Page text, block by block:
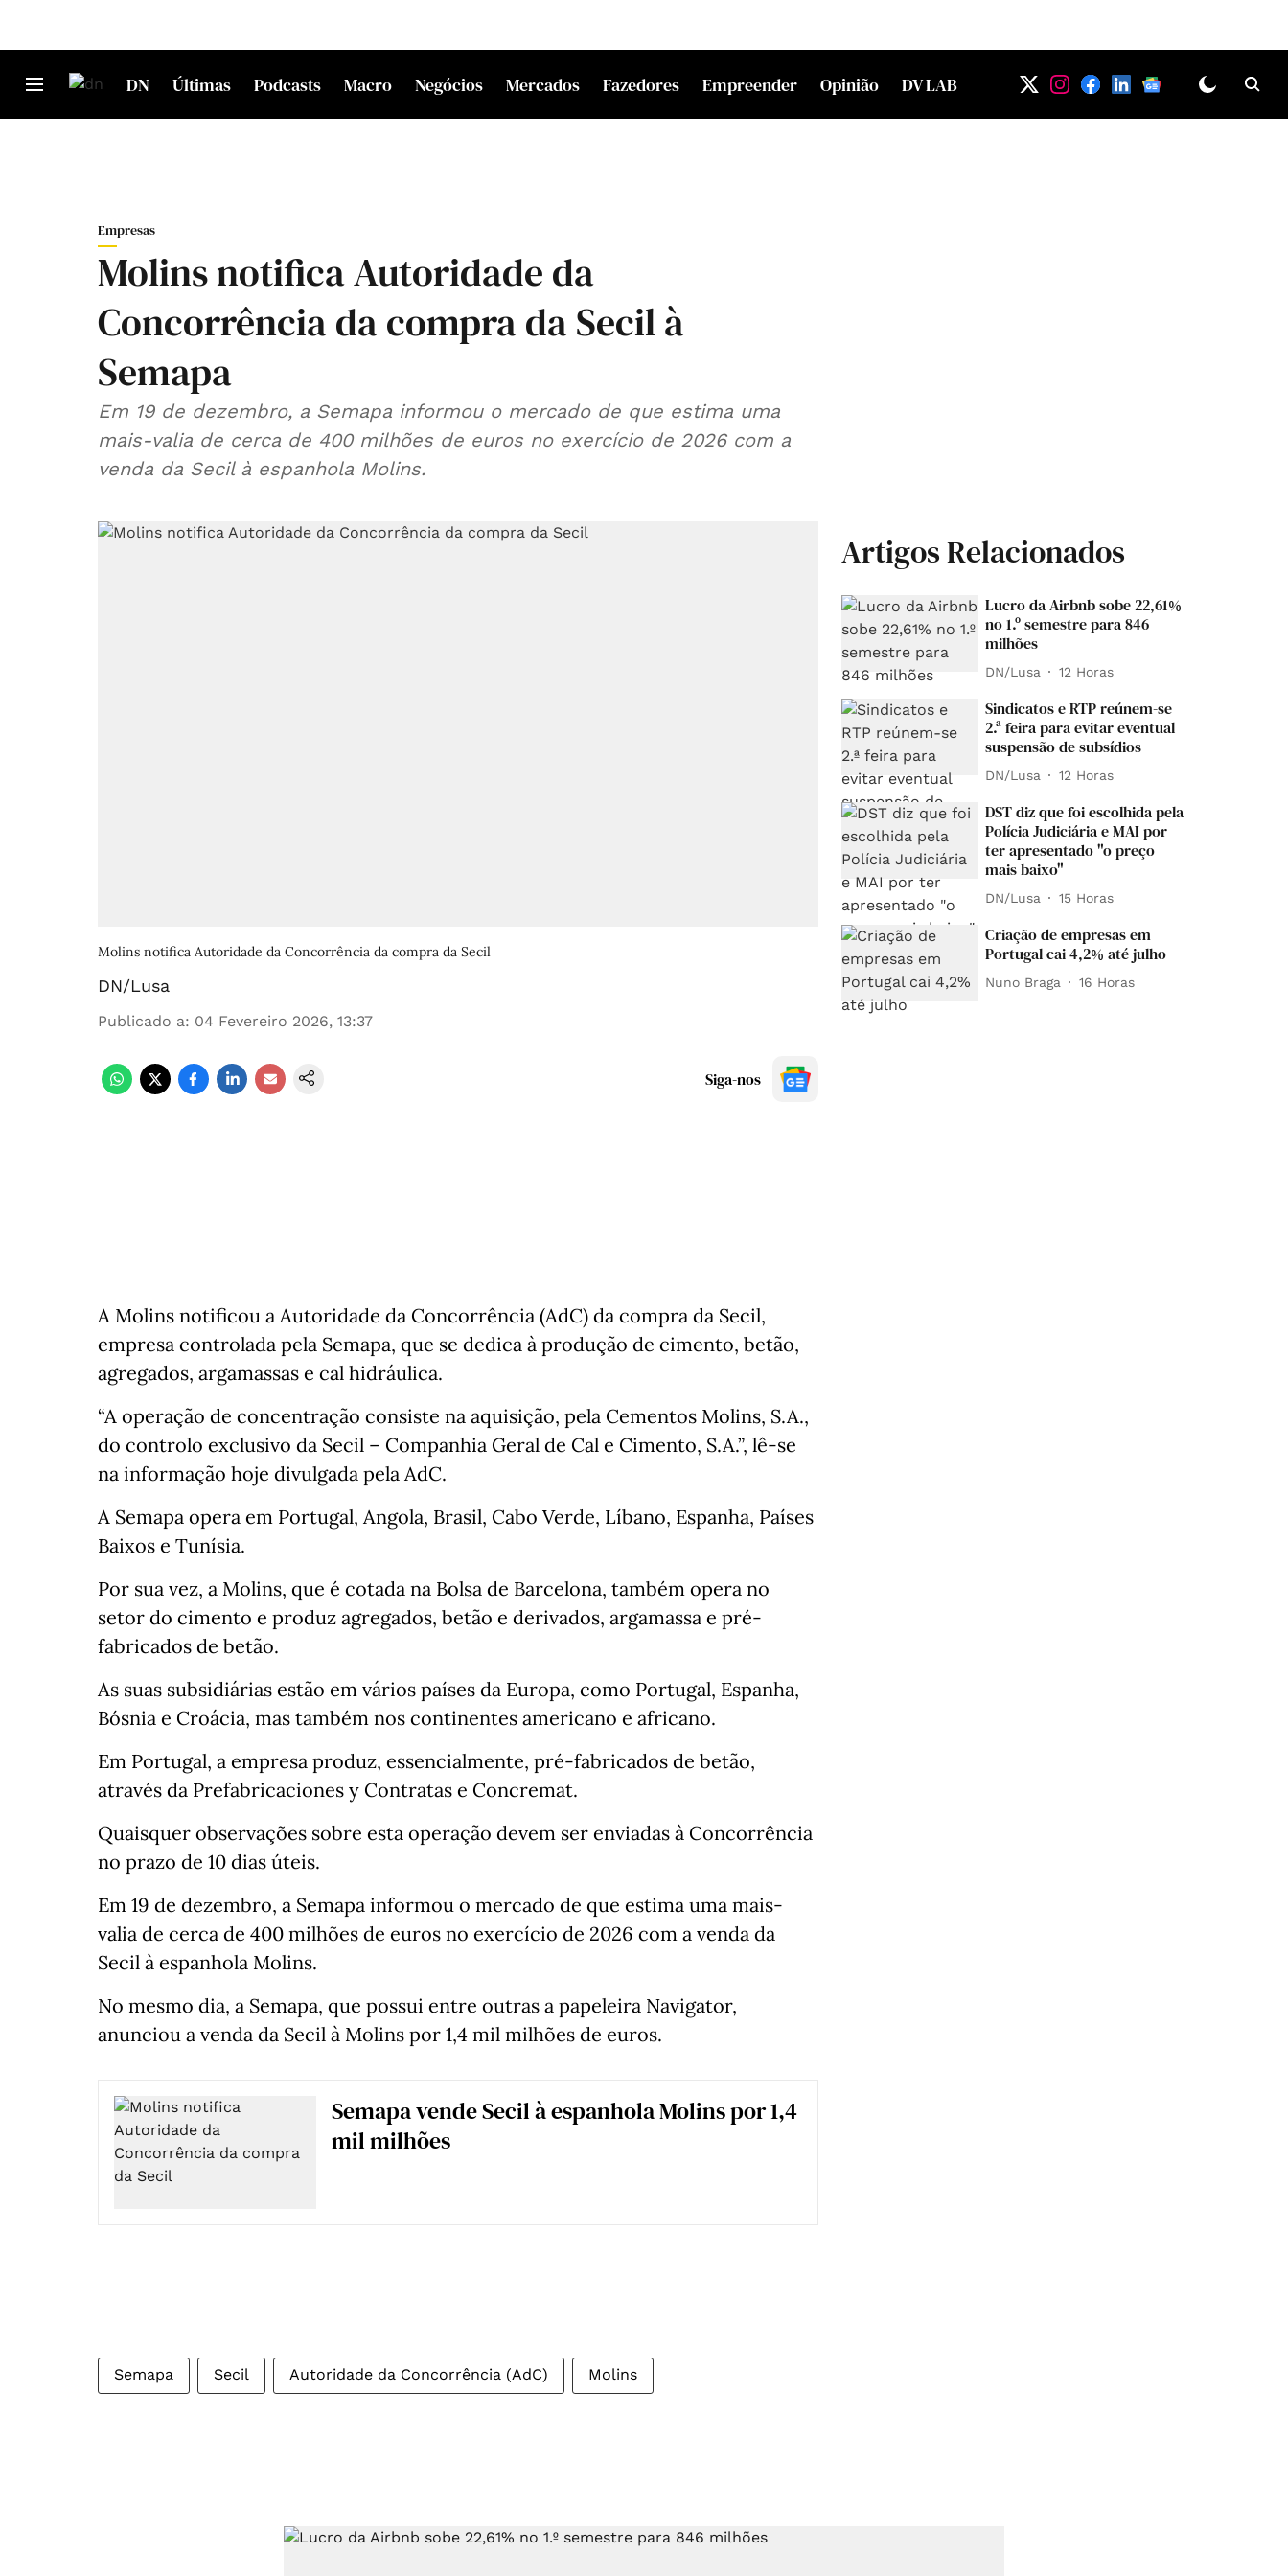
DN Últimas Podcasts Macro Negócios Mercados Fazedores Empreender Opinião DV LAB
Empresas
Molins notifica Autoridade da
Concorrência da compra da Secil à
Semapa
Em 19 de dezembro, a Semapa informou o mercado de que estima uma
mais-valia de cerca de 400 milhões de euros no exercício de 2026 com a
venda da Secil à espanhola Molins.
Molins notifica Autoridade da Concorrência da compra da Secil
DN/Lusa
Publicado a: 04 Fevereiro 2026, 13:37
Siga-nos
A Molins notificou a Autoridade da Concorrência (AdC) da compra da Secil,
empresa controlada pela Semapa, que se dedica à produção de cimento, betão,
agregados, argamassas e cal hidráulica.
“A operação de concentração consiste na aquisição, pela Cementos Molins, S.A.,
do controlo exclusivo da Secil – Companhia Geral de Cal e Cimento, S.A.”, lê-se
na informação hoje divulgada pela AdC.
A Semapa opera em Portugal, Angola, Brasil, Cabo Verde, Líbano, Espanha, Países
Baixos e Tunísia.
Por sua vez, a Molins, que é cotada na Bolsa de Barcelona, também opera no
setor do cimento e produz agregados, betão e derivados, argamassa e pré-
fabricados de betão.
As suas subsidiárias estão em vários países da Europa, como Portugal, Espanha,
Bósnia e Croácia, mas também nos continentes americano e africano.
Em Portugal, a empresa produz, essencialmente, pré-fabricados de betão,
através da Prefabricaciones y Contratas e Concremat.
Quaisquer observações sobre esta operação devem ser enviadas à Concorrência
no prazo de 10 dias úteis.
Em 19 de dezembro, a Semapa informou o mercado de que estima uma mais-
valia de cerca de 400 milhões de euros no exercício de 2026 com a venda da
Secil à espanhola Molins.
No mesmo dia, a Semapa, que possui entre outras a papeleira Navigator,
anunciou a venda da Secil à Molins por 1,4 mil milhões de euros.
Semapa vende Secil à espanhola Molins por 1,4
mil milhões
Semapa Secil Autoridade da Concorrência (AdC) Molins
Artigos Relacionados
Lucro da Airbnb sobe 22,61%
no 1.º semestre para 846
milhões
DN/Lusa 12 Horas
Sindicatos e RTP reúnem-se
2.ª feira para evitar eventual
suspensão de subsídios
DN/Lusa 12 Horas
DST diz que foi escolhida pela
Polícia Judiciária e MAI por
ter apresentado "o preço
mais baixo"
DN/Lusa 15 Horas
Criação de empresas em
Portugal cai 4,2% até julho
Nuno Braga 16 Horas